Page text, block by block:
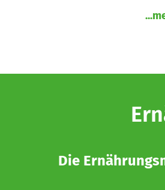
Die